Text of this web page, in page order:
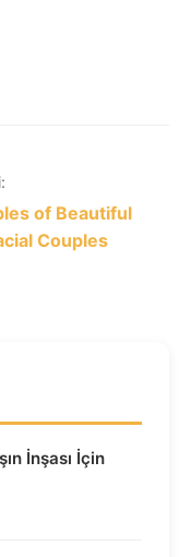
of Beautiful
Couples
İnşası İçin